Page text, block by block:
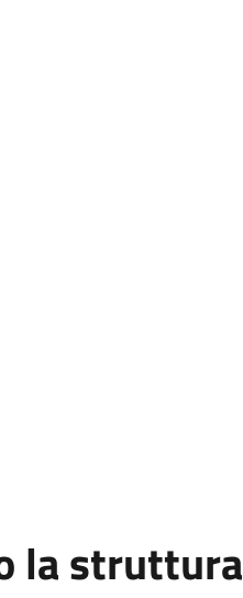
la struttura